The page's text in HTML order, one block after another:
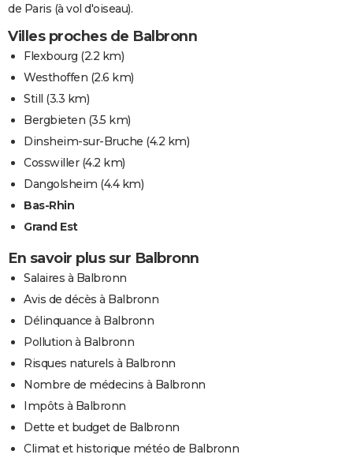
de Paris (à vol d'oiseau).
Villes proches de Balbronn
Flexbourg (2.2 km)
Westhoffen (2.6 km)
Still (3.3 km)
Bergbieten (3.5 km)
Dinsheim-sur-Bruche (4.2 km)
Cosswiller(4.2 km)
Dangolsheim (4.4 km)
Bas-Rhin
Grand Est
En savoir plus sur Balbronn
Salaires à Balbronn
Avis de décès à Balbronn
Délinquance à Balbronn
Pollution à Balbronn
Risques naturels à Balbronn
Nombre de médecins à Balbronn
Impôts à Balbronn
Dette et budget de Balbronn
Climat et historique météo de Balbronn